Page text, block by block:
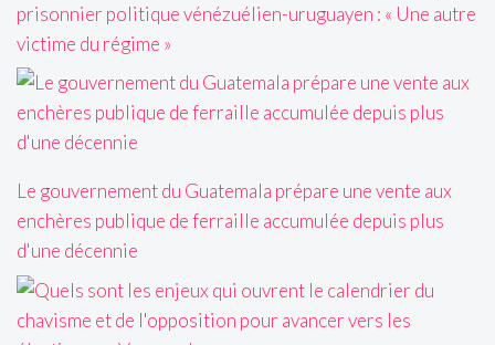
prisonnier politique vénézuélien-uruguayen : « Une autre
victime du régime »
Le gouvernement du Guatemala prépare une vente aux
enchères publique de ferraille accumulée depuis plus
d'une décennie